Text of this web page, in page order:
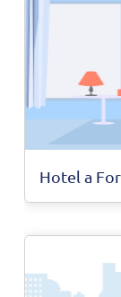
Hotel a